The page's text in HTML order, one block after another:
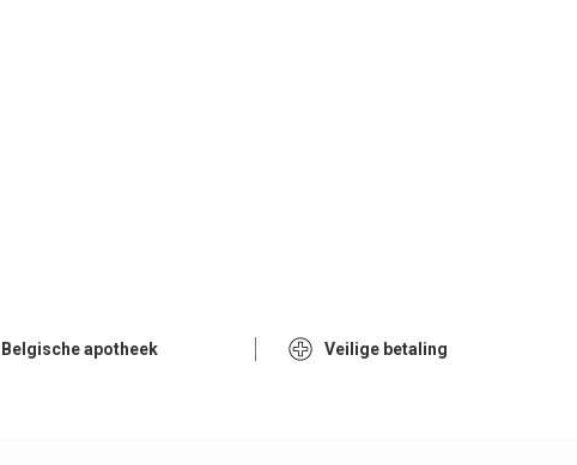
Belgische apotheek Veilige betaling